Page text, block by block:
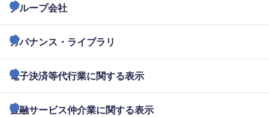
グループ会社
ガバナンス・ライブラリ
電子決済等代行業に関する表示
金融サービス仲介業に関する表示